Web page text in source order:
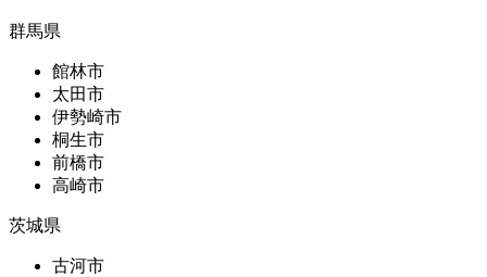
群馬県
館林市
太田市
伊勢崎市
桐生市
前橋市
高崎市
茨城県
古河市